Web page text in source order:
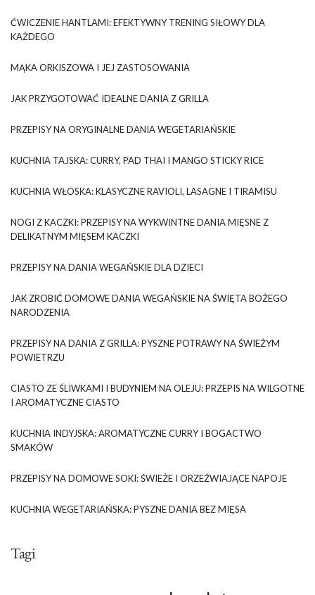
ĆWICZENIE HANTLAMI: EFEKTYWNY TRENING SIŁOWY DLA
KAŻDEGO
MĄKA ORKISZOWA I JEJ ZASTOSOWANIA
JAK PRZYGOTOWAĆ IDEALNE DANIA Z GRILLA
PRZEPISY NA ORYGINALNE DANIA WEGETARIAŃSKIE
KUCHNIA TAJSKA: CURRY, PAD THAI I MANGO STICKY RICE
KUCHNIA WŁOSKA: KLASYCZNE RAVIOLI, LASAGNE I TIRAMISU
NOGI Z KACZKI: PRZEPISY NA WYKWINTNE DANIA MIĘSNE Z
DELIKATNYM MIĘSEM KACZKI
PRZEPISY NA DANIA WEGAŃSKIE DLA DZIECI
JAK ZROBIĆ DOMOWE DANIA WEGAŃSKIE NA ŚWIĘTA BOŻEGO
NARODZENIA
PRZEPISY NA DANIA Z GRILLA: PYSZNE POTRAWY NA ŚWIEŻYM
POWIETRZU
CIASTO ZE ŚLIWKAMI I BUDYNIEM NA OLEJU: PRZEPIS NA WILGOTNE
I AROMATYCZNE CIASTO
KUCHNIA INDYJSKA: AROMATYCZNE CURRY I BOGACTWO
SMAKÓW
PRZEPISY NA DOMOWE SOKI: ŚWIEŻE I ORZEŹWIAJĄCE NAPOJE
KUCHNIA WEGETARIAŃSKA: PYSZNE DANIA BEZ MIĘSA
Tagi